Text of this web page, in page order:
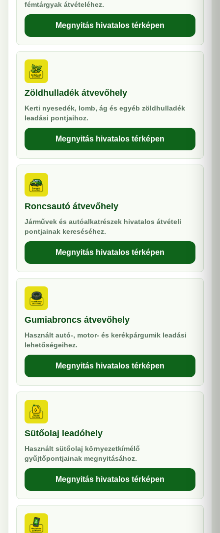
fémtárgyak átvételéhez.
Megnyitás hivatalos térképen
Zöldhulladék átvevőhely
Kerti nyesedék, lomb, ág és egyéb zöldhulladék
leadási pontjaihoz.
Megnyitás hivatalos térképen
Roncsautó átvevőhely
Járművek és autóalkatrészek hivatalos átvételi
pontjainak kereséséhez.
Megnyitás hivatalos térképen
Gumiabroncs átvevőhely
Használt autó-, motor- és kerékpárgumik leadási
lehetőségeihez.
Megnyitás hivatalos térképen
Sütőolaj leadóhely
Használt sütőolaj környezetkímélő
gyűjtőpontjainak megnyitásához.
Megnyitás hivatalos térképen